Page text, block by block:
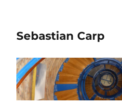
Sebastian Carp